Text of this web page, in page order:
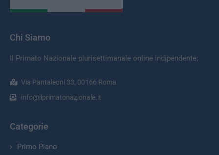
Chi Siamo
Il Primato Nazionale plurisettimanale online indipendente;
Via Pantaleoni 33, 00166 Roma.
info@ilprimatonazionale.it
Categorie
Primo Piano